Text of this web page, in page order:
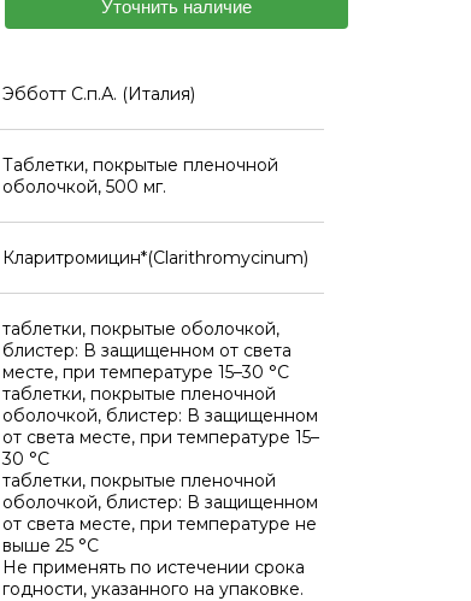
Уточнить наличие
Эбботт С.п.А. (Италия)
Таблетки, покрытые пленочной
оболочкой, 500 мг.
Кларитромицин*(Clarithromycinum)
таблетки, покрытые оболочкой,
блистер: В защищенном от света
месте, при температуре 15–30 °C
таблетки, покрытые пленочной
оболочкой, блистер: В защищенном
от света месте, при температуре 15–
30 °C
таблетки, покрытые пленочной
оболочкой, блистер: В защищенном
от света месте, при температуре не
выше 25 °C
Не применять по истечении срока
годности, указанного на упаковке.